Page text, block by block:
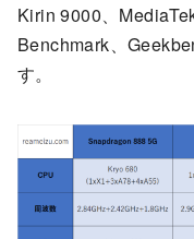
Kirin 9000、
Benchmark、
す。